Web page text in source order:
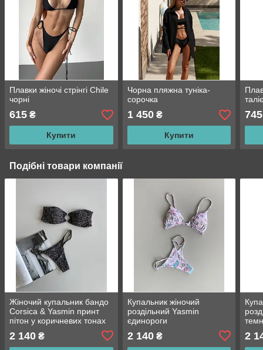
Плавки жіночі стрінгі Chile
чорні
615 ₴
Купити
Чорна пляжна туніка-
сорочка
1 450₴
Купити
745
Подібні товари компанії
Жіночий купальник бандо
Corsica & Yasmin принт
пітон у коричневих тонах
2 140 ₴
Купальник жіночий
роздільний Yasmin
єдинороги
2 140₴ 2